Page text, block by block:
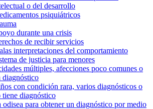
o del desarrollo
psiquiátricos
durante una crisis
de recibir servicios
interpretaciones del comportamiento
de justicia para menores
múltiples, afecciones poco comunes o
diagnóstico
con condición rara, varios diagnósticos o
tiene diagnóstico
odisea para obtener un diagnóstico por medio